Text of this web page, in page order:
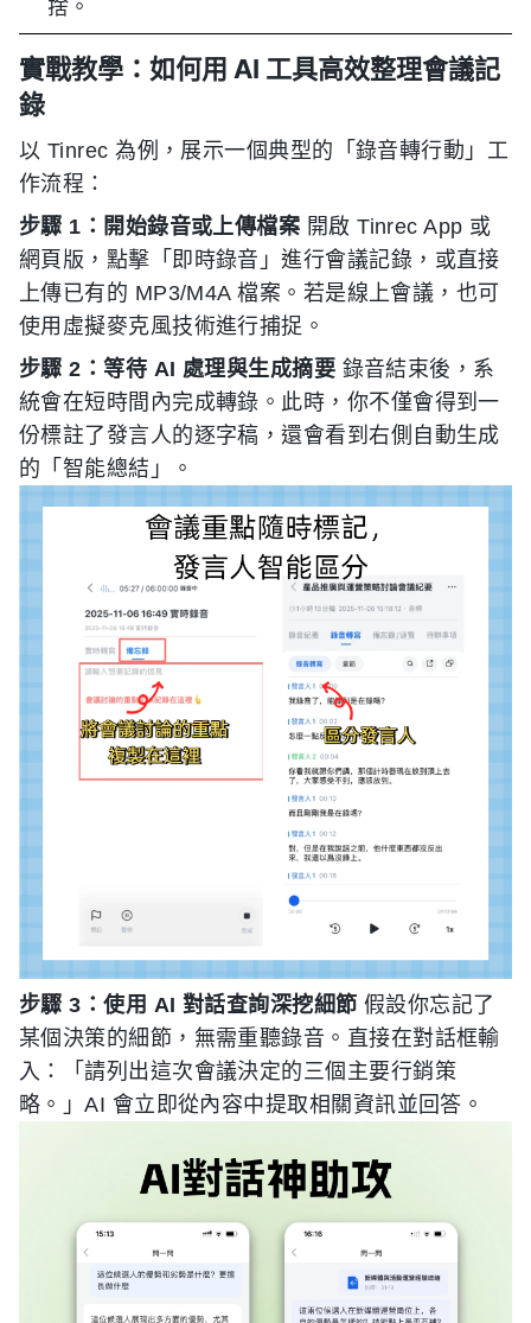
捨。
實戰教學：如何用 AI 工具高效整理會議記
錄
以 Tinrec 為例，展示一個典型的「錄音轉行動」工
作流程：
步驟 1：開始錄音或上傳檔案 開啟 Tinrec App 或
網頁版，點擊「即時錄音」進行會議記錄，或直接
上傳已有的 MP3/M4A 檔案。若是線上會議，也可
使用虛擬麥克風技術進行捕捉。
步驟 2：等待 AI 處理與生成摘要 錄音結束後，系
統會在短時間內完成轉錄。此時，你不僅會得到一
份標註了發言人的逐字稿，還會看到右側自動生成
的「智能總結」。
步驟 3：使用 AI 對話查詢深挖細節 假設你忘記了
某個決策的細節，無需重聽錄音。直接在對話框輸
入：「請列出這次會議決定的三個主要行銷策
略。」AI 會立即從內容中提取相關資訊並回答。